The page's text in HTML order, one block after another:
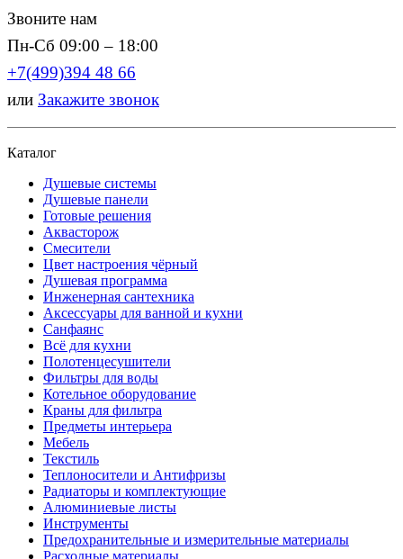
Звоните нам
Пн-Сб 09:00 – 18:00
+7(499)394 48 66
или Закажите звонок
Каталог
Душевые системы
Душевые панели
Готовые решения
Аквасторож
Смесители
Цвет настроения чёрный
Душевая программа
Инженерная сантехника
Аксессуары для ванной и кухни
Санфаянс
Всё для кухни
Полотенцесушители
Фильтры для воды
Котельное оборудование
Краны для фильтра
Предметы интерьера
Мебель
Текстиль
Теплоносители и Антифризы
Радиаторы и комплектующие
Алюминиевые листы
Инструменты
Предохранительные и измерительные материалы
Расходные материалы